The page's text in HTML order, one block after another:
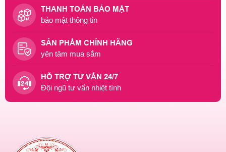
THANH TOÁN BẢO MẬT
bảo mật thông tin
SẢN PHẨM CHÍNH HÃNG
yên tâm mua sắm
HỖ TRỢ TƯ VẤN 24/7
Đội ngũ tư vấn nhiệt tình